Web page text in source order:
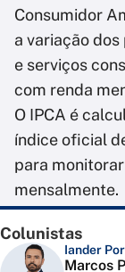
Consumidor
a variação
e serviços
com renda
O IPCA é
índice oficial
para
mensalmente.
Colunistas
Iander
Marcos